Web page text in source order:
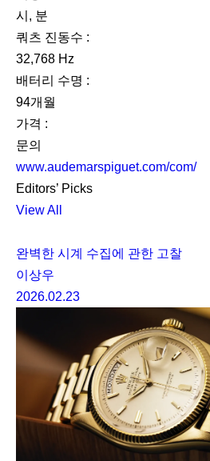
시, 분
쿼츠 진동수 :
32,768 Hz
배터리 수명 :
94개월
가격 :
문의
www.audemarspiguet.com/com/
Editors’ Picks
View All
완벽한 시계 수집에 관한 고찰
이상우
2026.02.23